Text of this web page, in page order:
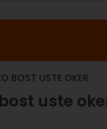
BOST USTE OKER
uste